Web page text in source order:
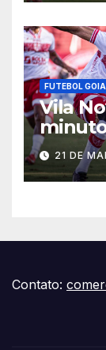
FUTEBOL
Vila
vitória
Série B
21 DE
Contato: